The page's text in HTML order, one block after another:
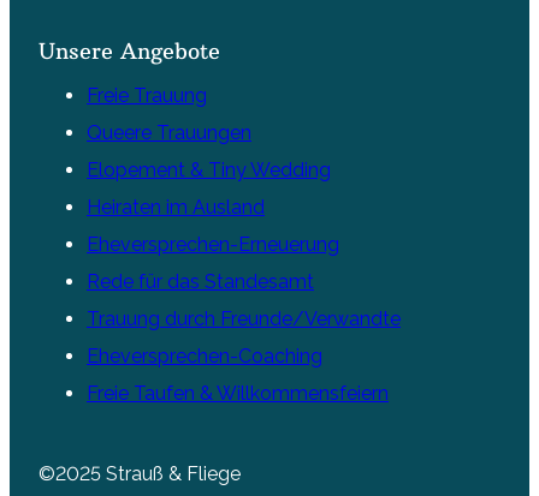
Unsere Angebote
Freie Trauung
Queere Trauungen
Elopement & Tiny Wedding
Heiraten im Ausland
Eheversprechen-Erneuerung
Rede für das Standesamt
Trauung durch Freunde/Verwandte
Eheversprechen-Coaching
Freie Taufen & Willkommensfeiern
©2025 Strauß & Fliege